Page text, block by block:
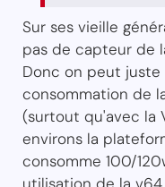
Sur ses vieille
pas de capteur de
Donc on peut
consommation de
(surtout qu'avec la
environs la
consomme 100/